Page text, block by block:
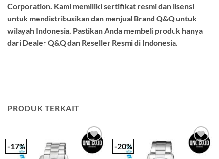
Corporation. Kami memiliki sertifikat resmi dan lisensi
untuk mendistribusikan dan menjual Brand Q&Q untuk
wilayah Indonesia. Pastikan Anda membeli produk hanya
dari Dealer Q&Q dan Reseller Resmi di Indonesia.
PRODUK TERKAIT
-17%
Add to
Wishlist
-20%
Add to
Wishlist